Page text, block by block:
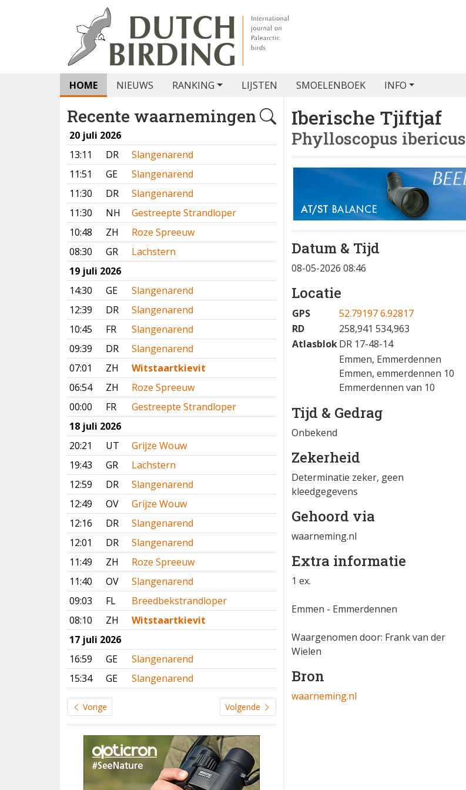
HOME NIEUWS RANKING LIJSTEN SMOELENBOEK INFO
Recente waarnemingen
20 juli 2026
13:11
DR
Slangenarend
11:51
GE
Slangenarend
11:30
DR
Slangenarend
11:30
NH
Gestreepte Strandloper
10:48
ZH
Roze Spreeuw
08:30
GR
Lachstern
19 juli 2026
14:30
GE
Slangenarend
12:39
DR
Slangenarend
10:45
FR
Slangenarend
09:39
DR
Slangenarend
07:01
ZH
Witstaartkievit
06:54
ZH
Roze Spreeuw
00:00
FR
Gestreepte Strandloper
18 juli 2026
20:21
UT
Grijze Wouw
19:43
GR
Lachstern
12:59
DR
Slangenarend
12:49
OV
Grijze Wouw
12:16
DR
Slangenarend
12:01
DR
Slangenarend
11:49
ZH
Roze Spreeuw
11:40
OV
Slangenarend
09:03
FL
Breedbekstrandloper
08:10
ZH
Witstaartkievit
17 juli 2026
16:59
GE
Slangenarend
15:34
GE Slangenarend
Vorige Volgende
Iberische Tjiftjaf
Phylloscopus ibericus
Datum & Tijd
08-05-2026 08:46
Locatie
GPS
52.79197 6.92817
RD
258,941 534,963
AtlasblokDR 17-48-14
Emmen, Emmerdennen
Emmen, emmerdennen 10
Emmerdennen van 10
Tijd & Gedrag
Onbekend
Zekerheid
Determinatie zeker, geen
kleedgegevens
Gehoord via
waarneming.nl
Extra informatie
1 ex.
Emmen - Emmerdennen
Waargenomen door: Frank van der
Wielen
Bron
waarneming.nl